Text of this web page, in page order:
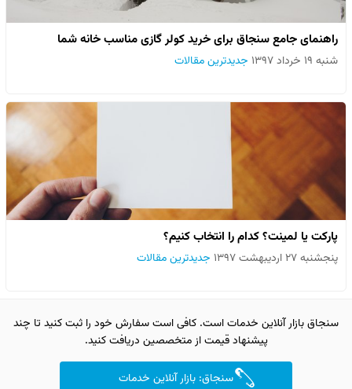
راهنمای جامع سنجاق برای خرید کولر گازی مناسب خانه شما
شنبه ۱۹ خرداد ۱۳۹۷ جدیدترین مقالات
پارکت یا لمینت؟ کدام را انتخاب کنیم؟
پنجشنبه ۲۷ اردیبهشت ۱۳۹۷ جدیدترین مقالات
سنجاق بازار آنلاین خدمات است. کافی است سفارش خود را ثبت کنید تا چند
پیشنهاد قیمت از متخصصین دریافت کنید.
سنجاق: بازار آنلاین خدمات